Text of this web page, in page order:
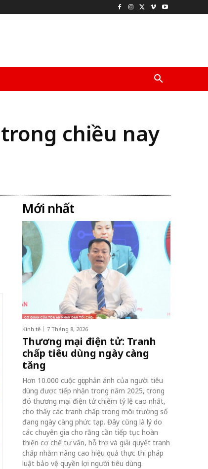
chiều nay
Mới nhất
Kinh tế 7 Tháng 8, 2026
Thương mại điện tử: Tranh
chấp tiêu dùng ngày càng
tăng
Hơn 10.000 cuộc gọi phản ánh của người tiêu
dùng được tiếp nhận trong năm 2025, trong
đó thương mại điện tử chiếm tỷ lệ cao nhất,
cho thấy các tranh chấp trong môi trường số
đang ngày càng phức tạp. Đây cũng là lý do
các chuyên gia cho rằng cần tiếp tục hoàn
thiện cơ chế tư vấn, hỗ trợ và giải quyết tranh
chấp nhằm nâng cao hiệu quả thực thi pháp
luật bảo vệ quyền lợi người tiêu dùng.